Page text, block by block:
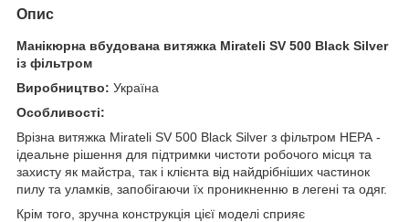
Опис
Манікюрна вбудована витяжка Mirateli SV 500 Black Silver
із фільтром
Виробництво: Україна
Особливості:
Врізна витяжка Mirateli SV 500 Black Silver з фільтром НЕРА -
ідеальне рішення для підтримки чистоти робочого місця та
захисту як майстра, так і клієнта від найдрібніших частинок
пилу та уламків, запобігаючи їх проникненню в легені та одяг.
Крім того, зручна конструкція цієї моделі сприяє